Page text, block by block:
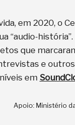
em 2020, o
“audio-história”.
que
e
em
Apoio: Ministério